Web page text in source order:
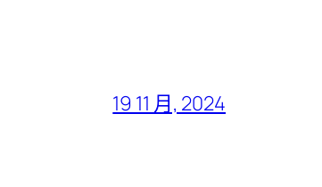
19 11 月, 2024